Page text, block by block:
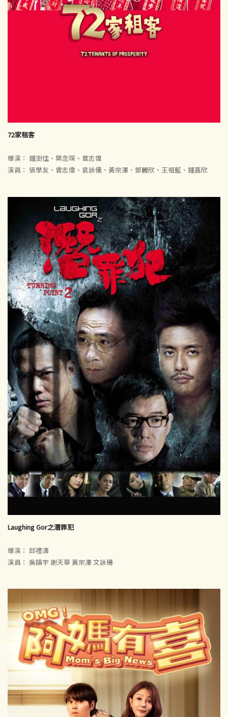
72家租客
導演： 鍾澍佳、葉念琛、曾志偉
演員： 張學友、曾志偉、袁詠儀、黃宗澤、鄧麗欣、王祖藍、鍾嘉欣
Laughing Gor之潛罪犯
導演： 邱禮濤
演員： 吳鎮宇 謝天華 黃宗澤 文詠珊